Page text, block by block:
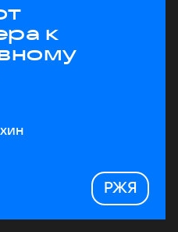
к
РЖЯ